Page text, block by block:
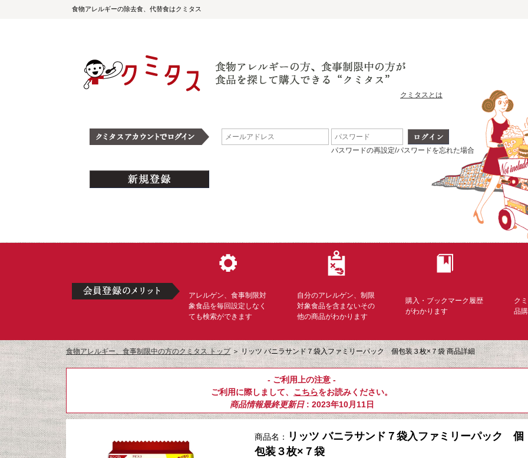
食物アレルギーの除去食、代替食はクミタス
クミタスとは
パスワードの再設定/パスワードを忘れた場合
アレルゲン、食事制限対
象食品を毎回設定しなく
ても検索ができます
自分のアレルゲン、制限
対象食品を含まないその
他の商品がわかります
購入・ブックマーク履歴
がわかります
ク
品
食物アレルギー、食事制限中の方のクミタス トップ＞リッツ バニラサンド７袋入ファミリーパック 個包装３枚×７袋 商品詳細
- ご利用上の注意 -
ご利用に際しまして、 こちらをお読みください。
商品情報最終更新日: 2023年10月11日
商品名：
リッツ バニラサンド７袋入ファミリーパック 個
包装３枚×７袋